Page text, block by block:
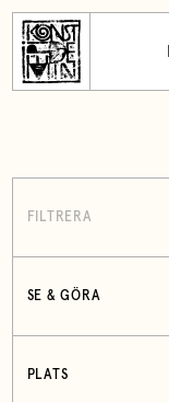
FILTRERA
SE & GÖRA
PLATS